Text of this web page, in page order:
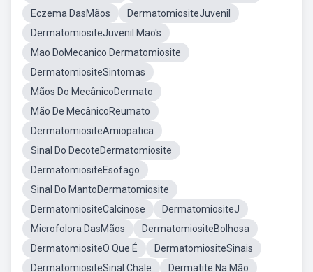
Eczema DasMãos
DermatomiositeJuvenil
DermatomiositeJuvenil Mao's
Mao DoMecanico Dermatomiosite
DermatomiositeSintomas
Mãos Do MecânicoDermato
Mão De MecânicoReumato
DermatomiositeAmiopatica
Sinal Do DecoteDermatomiosite
DermatomiositeEsofago
Sinal Do MantoDermatomiosite
DermatomiositeCalcinose
DermatomiositeJ
Microfolora DasMãos
DermatomiositeBolhosa
DermatomiositeO Que É
DermatomiositeSinais
DermatomiositeSinal Chale
Dermatite Na Mão